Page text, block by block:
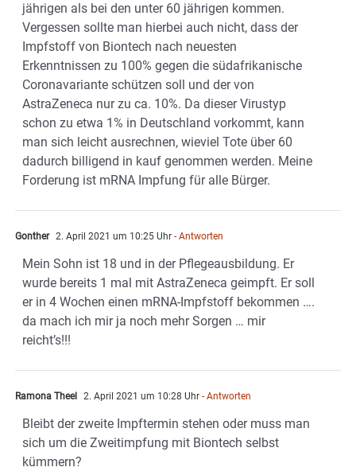
jährigen als bei den unter 60 jährigen kommen.
Vergessen sollte man hierbei auch nicht, dass der
Impfstoff von Biontech nach neuesten
Erkenntnissen zu 100% gegen die südafrikanische
Coronavariante schützen soll und der von
AstraZeneca nur zu ca. 10%. Da dieser Virustyp
schon zu etwa 1% in Deutschland vorkommt, kann
man sich leicht ausrechnen, wieviel Tote über 60
dadurch billigend in kauf genommen werden. Meine
Forderung ist mRNA Impfung für alle Bürger.
Gonther 2. April 2021 um 10:25 Uhr - Antworten
Mein Sohn ist 18 und in der Pflegeausbildung. Er
wurde bereits 1 mal mit AstraZeneca geimpft. Er soll
er in 4 Wochen einen mRNA-Impfstoff bekommen ….
da mach ich mir ja noch mehr Sorgen … mir
reicht’s!!!
Ramona Theel 2. April 2021 um 10:28 Uhr - Antworten
Bleibt der zweite Impftermin stehen oder muss man
sich um die Zweitimpfung mit Biontech selbst
kümmern?